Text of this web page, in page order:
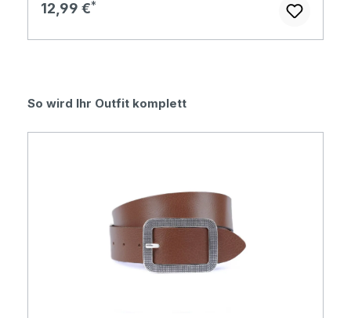
Regulärer Preis:
12,99 €
Produktgalerie überspringen
So wird Ihr Outfit komplett